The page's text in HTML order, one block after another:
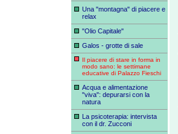
Una "montagna" di piacere e
relax
"Olio Capitale"
Galos - grotte di sale
Il piacere di stare in forma in
modo sano: le settimane
educative di Palazzo Fieschi
Acqua e alimentazione
"viva": depurarsi con la
natura
La psicoterapia: intervista
con il dr. Zucconi